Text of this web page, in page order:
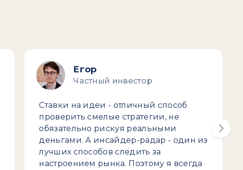
Егор
Частный инвестор
Ставки на идеи - отличный способ
проверить смелые стратегии, не
обязательно рискуя реальными
деньгами. А инсайдер-радар - один из
лучших способов следить за
настроением рынка. Поэтому я всегда